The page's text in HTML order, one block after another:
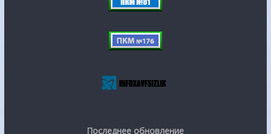
Последнее обновление